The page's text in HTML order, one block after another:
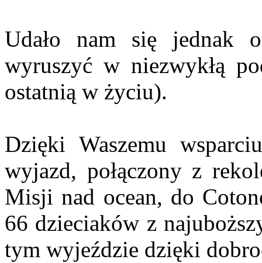
Udało nam się jednak
wyruszyć w niezwykłą
ostatnią w życiu).
Dzięki Waszemu
wyjazd, połączony z
Misji nad ocean, do
66 dzieciaków z
tym wyjeździe dzięki